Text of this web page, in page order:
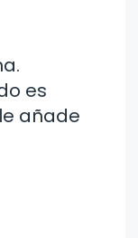
es
añade